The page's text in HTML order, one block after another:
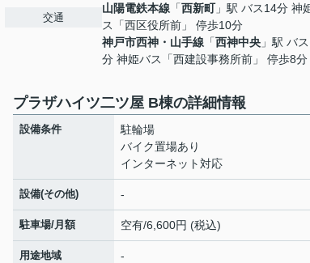
交通
山陽電鉄本線 「西新町」駅 バス14分 神
ス「西区役所前」 停歩10分
神戸市西神・山手線 「西神中央 」駅 バ
分 神姫バス「西建設事務所前」 停歩8分
プラザハイツ二ツ屋 B棟の詳細情報
設備条件
駐輪場
バイク置場あり
インターネット対応
設備(その他) -
駐車場/月額 空有/6,600円 (税込)
用途地域 -